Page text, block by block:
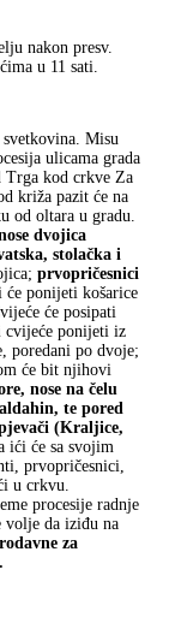
nakon presv.
u 11 sati.
svetkovina. Misu
ulicama grada
Trga kod crkve Za
križa pazit će na
od oltara u gradu.
dvojica
stolačka i
prvopričesnici
će ponijeti košarice
će posipati
cvijeće ponijeti iz
poredani po dvoje;
će bit njihovi
nose na čelu
te pored
(Kraljice,
ići će sa svojim
prvopričesnici,
u crkvu.
procesije radnje
volje da iziđu na
za